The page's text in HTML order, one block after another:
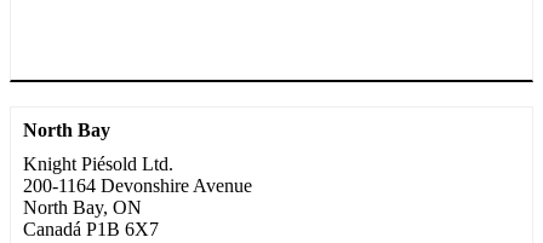
North Bay
Knight Piésold Ltd.
200-1164 Devonshire Avenue
North Bay, ON
Canadá P1B 6X7